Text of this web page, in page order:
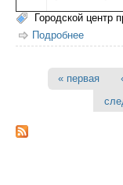
Городской центр
Подробнее
Страницы
« первая